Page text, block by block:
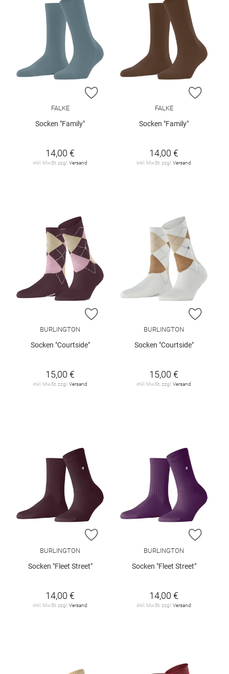
ZUR WUNSCHLISTE HINZUFÜGEN
FALKE
Socken "Family"
14,00 €
inkl. MwSt. zzgl. Versand
ZUR
FALKE
Socken "Family"
14,00 €
inkl. MwSt. zzgl. Versand
ZUR WUNSCHLISTE HINZUFÜGEN
BURLINGTON
Socken "Courtside"
15,00 €
inkl. MwSt. zzgl. Versand
ZUR
BURLINGTON
Socken "Courtside"
15,00 €
inkl. MwSt. zzgl. Versand
ZUR WUNSCHLISTE HINZUFÜGEN
BURLINGTON
Socken "Fleet Street"
14,00 €
inkl. MwSt. zzgl. Versand
ZUR
BURLINGTON
Socken "Fleet Street"
14,00 €
inkl. MwSt. zzgl. Versand